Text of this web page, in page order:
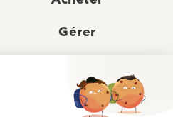
Gérer
Avis clients